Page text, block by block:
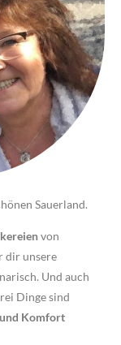
Sauerland.
von
dir unsere
Und auch
Dinge sind
Komfort